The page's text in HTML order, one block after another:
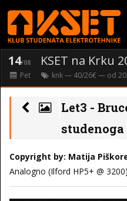
14/08 KSET na Krku
Pet knk— 40/26€ — od 20
Let3 -
studenoga
Copyright by: Matija
Analogno (Ilford HP5+ @ 3200)